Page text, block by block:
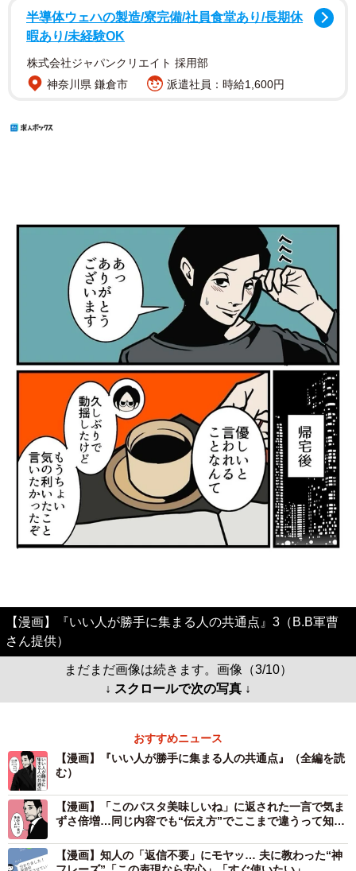
半導体ウェハの製造/寮完備/社員食堂あり/長期休
暇あり/未経験OK
株式会社ジャパンクリエイト 採用部
神奈川県 鎌倉市
派遣社員：時給1,600円
【漫画】『いい人が勝手に集まる人の共通点』3（B.B軍曹
さん提供）
まだまだ画像は続きます。画像（3/10）
↓ スクロールで次の写真 ↓
おすすめニュース
【漫画】『いい人が勝手に集まる人の共通点』（全編を読
む）
【漫画】「このパスタ美味しいね」に返された一言で気ま
ずさ倍増…同じ内容でも“伝え方”でここまで違うって知っ
【漫画】知人の「返信不要」にモヤッ… 夫に教わった“神